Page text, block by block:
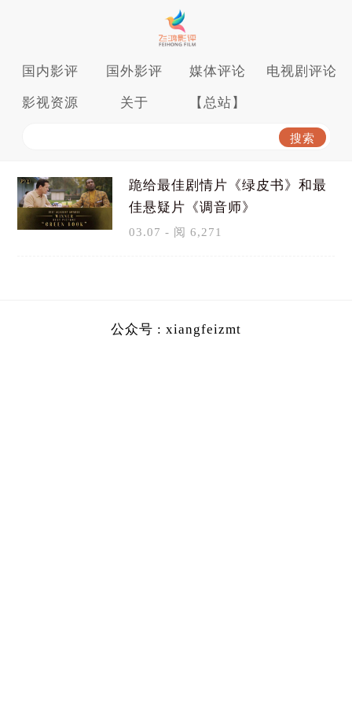
国内影评 国外影评 媒体评论 电视剧评论
影视资源 关于 【总站】
跪给最佳剧情片《绿皮书》和最
佳悬疑片《调音师》
03.07 - 阅 6,271
公众号 : xiangfeizmt